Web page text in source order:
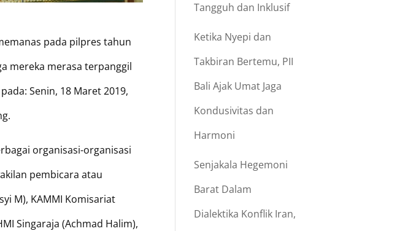
pada pilpres tahun
mereka merasa terpanggil
Senin, 18 Maret 2019,
organisasi-organisasi
pembicara atau
M), KAMMI Komisariat
Singaraja (Achmad Halim),
Tangguh dan Inklusif
Ketika Nyepi dan
Takbiran Bertemu, PII
Bali Ajak Umat Jaga
Kondusivitas dan
Harmoni
Senjakala Hegemoni
Barat Dalam
Dialektika Konflik Iran,